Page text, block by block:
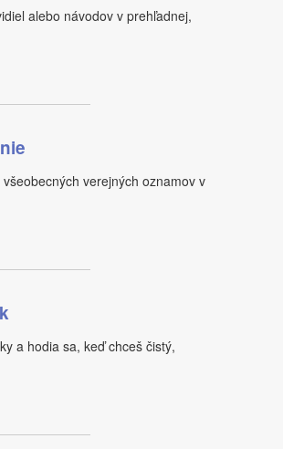
alebo návodov v prehľadnej,
verejných oznamov v
a hodia sa, keď chceš čistý,